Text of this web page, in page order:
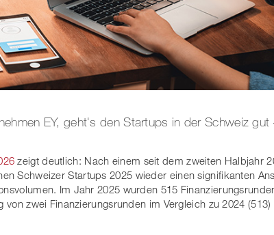
EY, geht's den Startups in der Schweiz gut
zeigt deutlich: Nach einem seit dem zweiten Halbjahr
Schweizer Start­ups 2025 wieder einen signifikanten
Im Jahr 2025 wurden 515
zwei Finanzierungsrunden im Vergleich zu 2024 (513)